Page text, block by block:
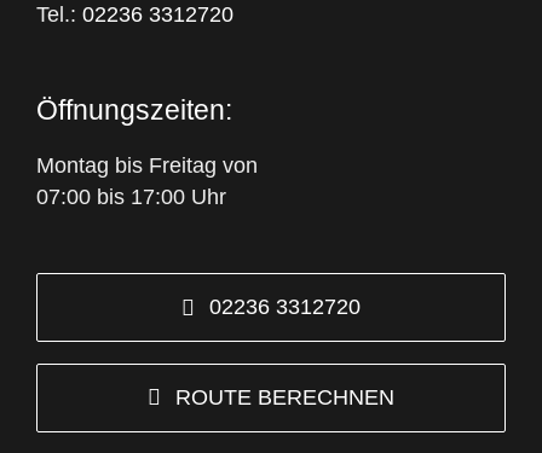
Tel.: 02236 3312720
Öffnungszeiten:
Montag bis Freitag von
07:00 bis 17:00 Uhr
02236 3312720
ROUTE BERECHNEN